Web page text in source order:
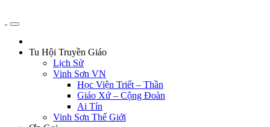
Tu Hội Truyền Giáo
Lịch Sử
Vinh Sơn VN
Học Viện Triết – Thần
Giáo Xứ – Cộng Đoàn
Ai Tín
Vinh Sơn Thế Giới